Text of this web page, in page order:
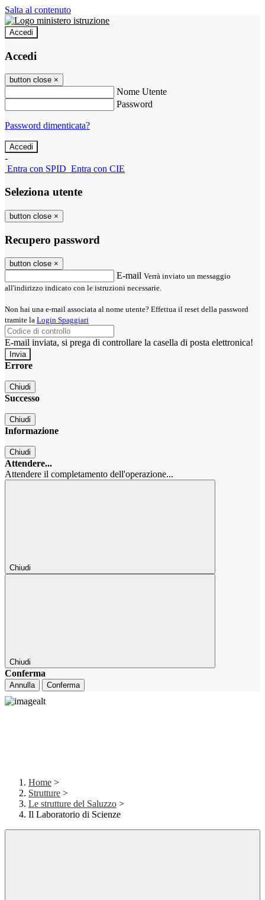
Salta al contenuto
Accedi
Accedi
button close ×
Nome Utente
Password
Password dimenticata?
-
Entra con SPID Entra con CIE
Seleziona utente
button close ×
Recupero password
button close ×
E-mail Verrà inviato un messaggio
all'indirizzo indicato con le istruzioni necessarie.
Non hai una e-mail associata al nome utente? Effettua il reset della password
tramite la Login Spaggiari
E-mail inviata, si prega di controllare la casella di posta elettronica!
Errore
Chiudi
Successo
Chiudi
Informazione
Chiudi
Attendere...
Attendere il completamento dell'operazione...
Chiudi
Chiudi
Conferma
Annulla Conferma
Home >
Strutture >
Le strutture del Saluzzo >
Il Laboratorio di Scienze